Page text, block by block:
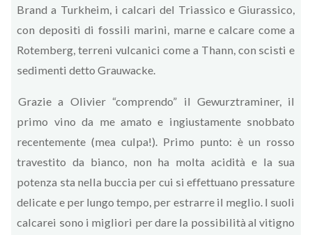
Brand a Turkheim, i calcari del Triassico e Giurassico,
con depositi di fossili marini, marne e calcare come a
Rotemberg, terreni vulcanici come a Thann, con scisti e
sedimenti detto Grauwacke.
Grazie a Olivier “comprendo” il Gewurztraminer, il
primo vino da me amato e ingiustamente snobbato
recentemente (mea culpa!). Primo punto: è un rosso
travestito da bianco, non ha molta acidità e la sua
potenza sta nella buccia per cui si effettuano pressature
delicate e per lungo tempo, per estrarre il meglio. I suoli
calcarei sono i migliori per dare la possibilità al vitigno